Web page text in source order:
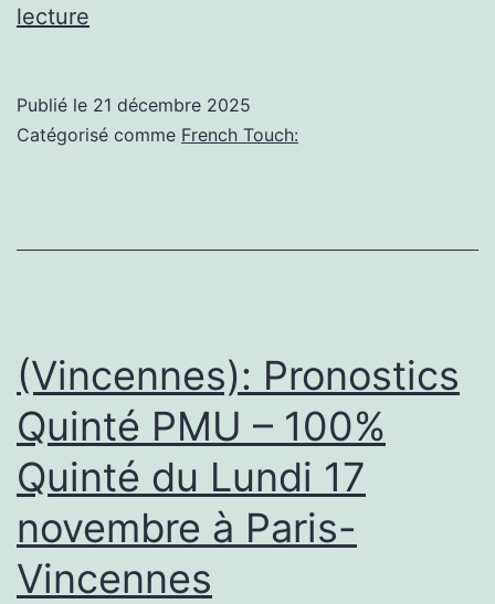
lecture
SUR-
MAMAN
EN
DANGER
Publié le 21 décembre 2025
Catégorisé comme French Touch:
(Vincennes): Pronostics
Quinté PMU – 100%
Quinté du Lundi 17
novembre à Paris-
Vincennes